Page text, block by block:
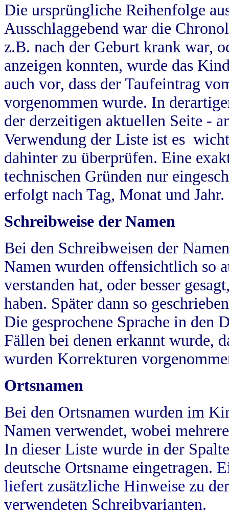
Die ursprüngliche Reihenfolge
Ausschlaggebend war die
z.B. nach der Geburt krank war,
anzeigen konnten, wurde das
auch vor, dass der Taufeintrag
vorgenommen wurde. In
der derzeitigen aktuellen Seite -
Verwendung der Liste ist es
dahinter zu überprüfen. Eine
technischen Gründen nur
erfolgt nach Tag, Monat und Jahr.
Schreibweise der Namen
Bei den Schreibweisen der
Namen wurden offensichtlich so
verstanden hat, oder besser
haben. Später dann so
Die gesprochene Sprache in
Fällen bei denen erkannt wurde,
wurden Korrekturen
Ortsnamen
Bei den Ortsnamen wurden im
Namen verwendet, wobei
In dieser Liste wurde in der
deutsche Ortsname eingetragen.
liefert zusätzliche Hinweise zu
verwendeten Schreibvarianten.